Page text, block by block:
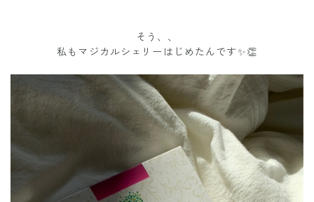
そう、、
私もマジカルシェリーはじめたんです✨👏